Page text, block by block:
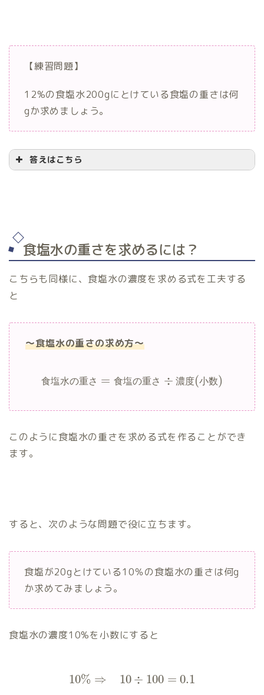
【練習問題】
12%の食塩水200gにとけている食塩の重さは何
gか求めましょう。
答えはこちら
24g
食塩水の重さを求めるには？
こちらも同様に、食塩水の濃度を求める式を工夫する
と
～食塩水の重さの求め方～
食塩水の重さ = 食塩の重さ ÷ 濃度(小数)
このように食塩水の重さを求める式を作ることができ
ます。
すると、次のような問題で役に立ちます。
食塩が20gとけている10％の食塩水の重さは何g
か求めてみましょう。
食塩水の濃度10%を小数にすると
10% ⇒ 10 ÷ 100 = 0.1